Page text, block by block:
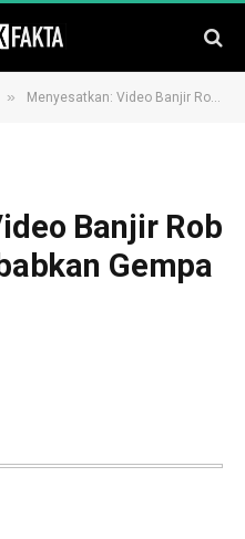
» Menyesatkan: Video Banjir Rob di Tarakan Disebabkan Gempa Bumi
Banjir Rob
Gempa